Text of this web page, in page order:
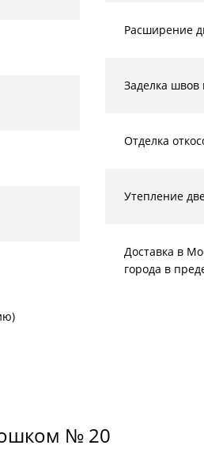
Расширение
Заделка
Отделка
Утепление
Доставка в
города в
№ 20